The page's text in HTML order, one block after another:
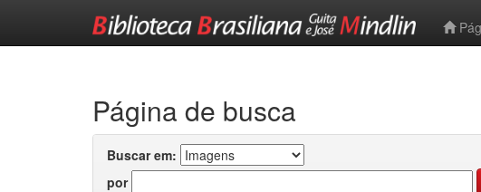
Página de busca
Buscar em:
por